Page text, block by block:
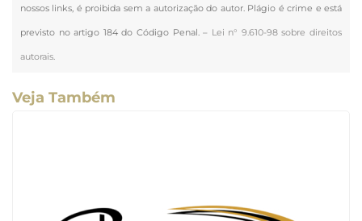
nossos links, é proibida sem a autorização do autor. Plágio é crime e está
previsto no artigo 184 do Código Penal. – Lei n° 9.610-98 sobre direitos
autorais.
Veja Também